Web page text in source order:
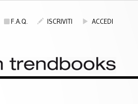
F.A.Q. ISCRIVITI
ACCEDI